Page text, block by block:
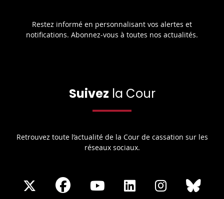
Restez informé en personnalisant vos alertes et
notifications. Abonnez-vous à toutes nos actualités.
Suivez la Cour
Retrouvez toute l’actualité de la Cour de cassation sur les
réseaux sociaux.
ShareShare
Share
Share
Share